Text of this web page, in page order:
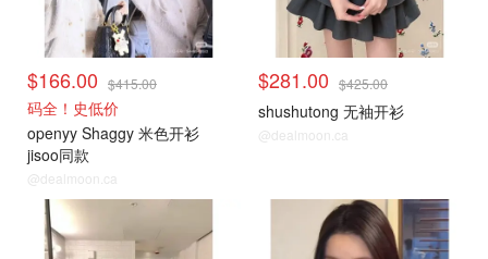
$166.00 $415.00
码全！史低价
openyy Shaggy 米色开衫
jisoo同款
@dealmoon.ca
$281.00 $425.00
shushutong 无袖开衫
@dealmoon.ca
毛衣针织衫 毛衣针织衫